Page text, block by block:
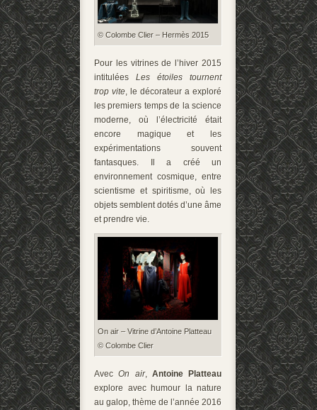
© Colombe Clier – Hermès 2015
Pour les vitrines de l’hiver 2015
intitulées Les étoiles tournent
trop vite , le décorateur a exploré
les premiers temps de la science
moderne, où l’électricité était
encore magique et les
expérimentations souvent
fantasques. Il a créé un
environnement cosmique, entre
scientisme et spiritisme, où les
objets semblent dotés d’une âme
et prendre vie.
On air – Vitrine d’Antoine Platteau
© Colombe Clier
AvecOn air, Antoine Platteau
explore avec humour la nature
au galop, thème de l’année 2016